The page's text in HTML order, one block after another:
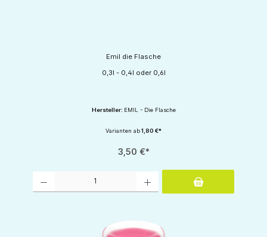
Emil die Flasche
0,3l - 0,4l oder 0,6l
Hersteller: EMIL - Die Flasche
Varianten ab1,80 €*
3,50 €*